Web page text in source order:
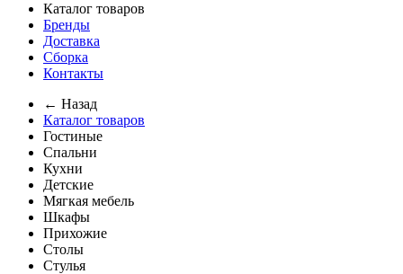
Каталог товаров
Бренды
Доставка
Сборка
Контакты
← Назад
Каталог товаров
Гостиные
Спальни
Кухни
Детские
Мягкая мебель
Шкафы
Прихожие
Столы
Стулья